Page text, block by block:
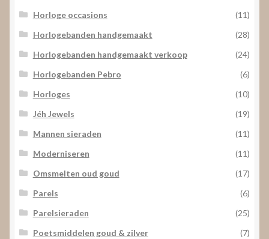
Horloge occasions
(11)
Horlogebanden handgemaakt
(28)
Horlogebanden handgemaakt verkoop
(24)
Horlogebanden Pebro
(6)
Horloges
(10)
Jéh Jewels
(19)
Mannen sieraden
(11)
Moderniseren
(11)
Omsmelten oud goud
(17)
Parels
(6)
Parelsieraden
(25)
Poetsmiddelen goud & zilver
(7)